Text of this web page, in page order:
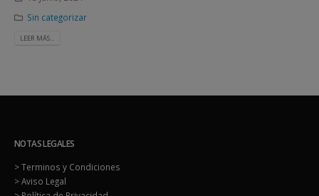
Sin categorizar
LEER MÁS...
NOTAS LEGALES
> Terminos y Condiciones
> Aviso Legal